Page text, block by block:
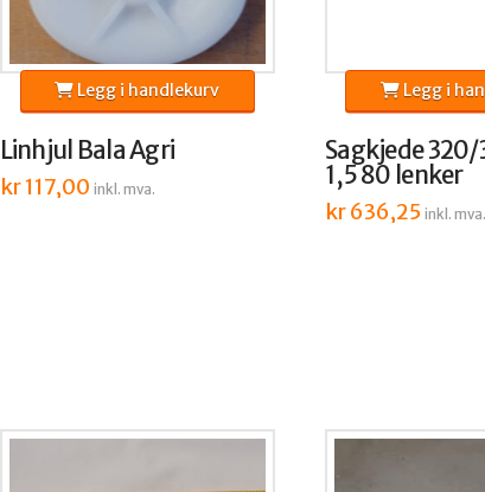
Linhjul Bala Agri
kr117,00 inkl. mva.
Legg i handlekurv
Sagkjede 320/
1,5 80 lenker
kr636,25 inkl. mva.
Legg i